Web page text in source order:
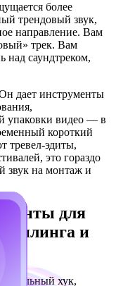
более
трендовый звук,
направление. Вам
трек. Вам
над саундтреком,
дает инструменты
упаковки видео — в
короткий
тревел‑эдиты,
это гораздо
звук на монтаж и
для
и
хук,